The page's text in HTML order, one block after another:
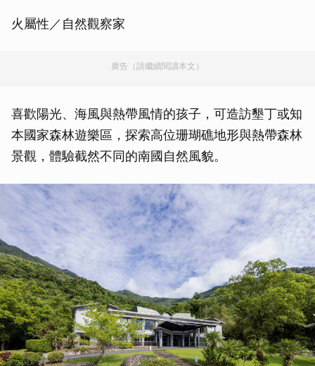
火屬性／自然觀察家
廣告（請繼續閱讀本文）
喜歡陽光、海風與熱帶風情的孩子，可造訪墾丁或知
本國家森林遊樂區，探索高位珊瑚礁地形與熱帶森林
景觀，體驗截然不同的南國自然風貌。